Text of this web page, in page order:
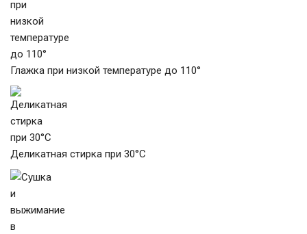
Глажка при низкой температуре до 110°
Деликатная стирка при 30°C